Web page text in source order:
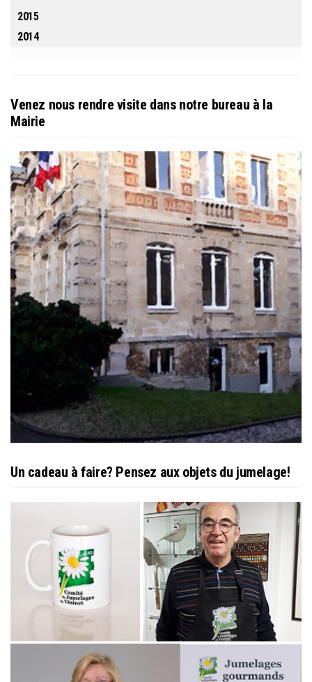
2015
2014
Venez nous rendre visite dans notre bureau à la
Mairie
Un cadeau à faire? Pensez aux objets du jumelage!